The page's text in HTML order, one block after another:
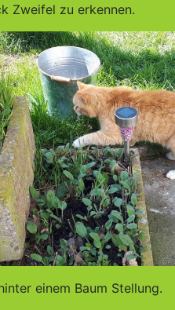
Zweifel zu erkennen.
einem Baum Stellung.